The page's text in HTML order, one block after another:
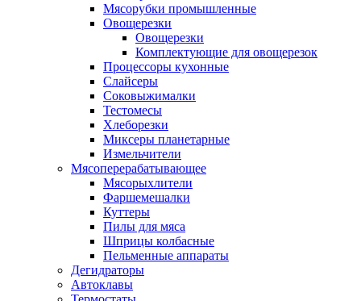
Мясорубки промышленные
Овощерезки
Овощерезки
Комплектующие для овощерезок
Процессоры кухонные
Слайсеры
Соковыжималки
Тестомесы
Хлеборезки
Миксеры планетарные
Измельчители
Мясоперерабатывающее
Мясорыхлители
Фаршемешалки
Куттеры
Пилы для мяса
Шприцы колбасные
Пельменные аппараты
Дегидраторы
Автоклавы